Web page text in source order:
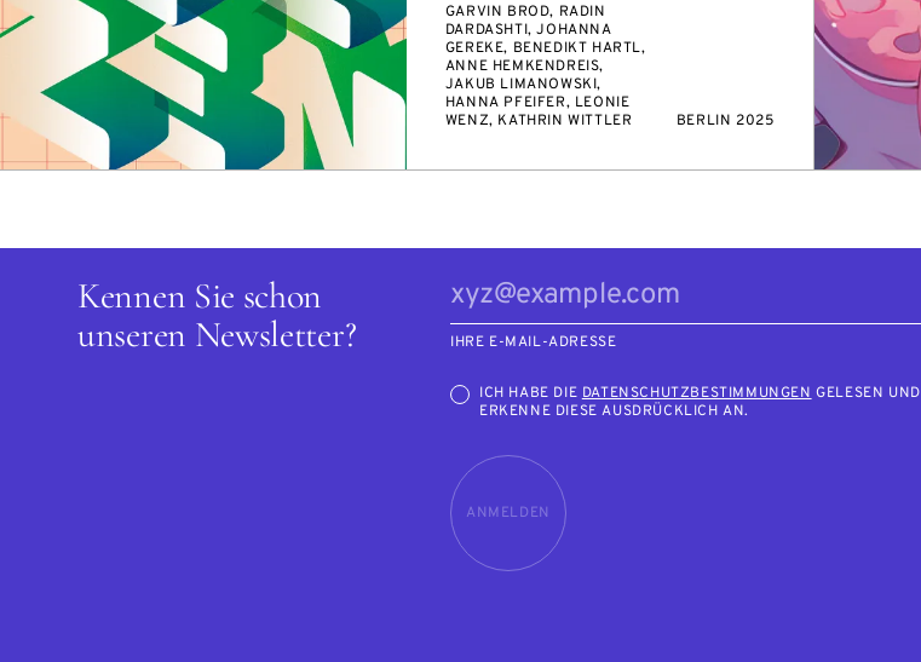
GARVIN BROD, RADIN
DARDASHTI, JOHANNA
GEREKE, BENEDIKT HARTL,
ANNE HEMKENDREIS,
JAKUB LIMANOWSKI,
HANNA PFEIFER, LEONIE
WENZ, KATHRIN WITTLER
BERLIN 2025
Kennen Sie schon
unseren Newsletter?
IHRE E-MAIL-ADRESSE
ICH HABE DIEDATENSCHUTZBESTIMMUNGENGELESEN UND
ERKENNE DIESE AUSDRÜCKLICH AN.
ANMELDEN